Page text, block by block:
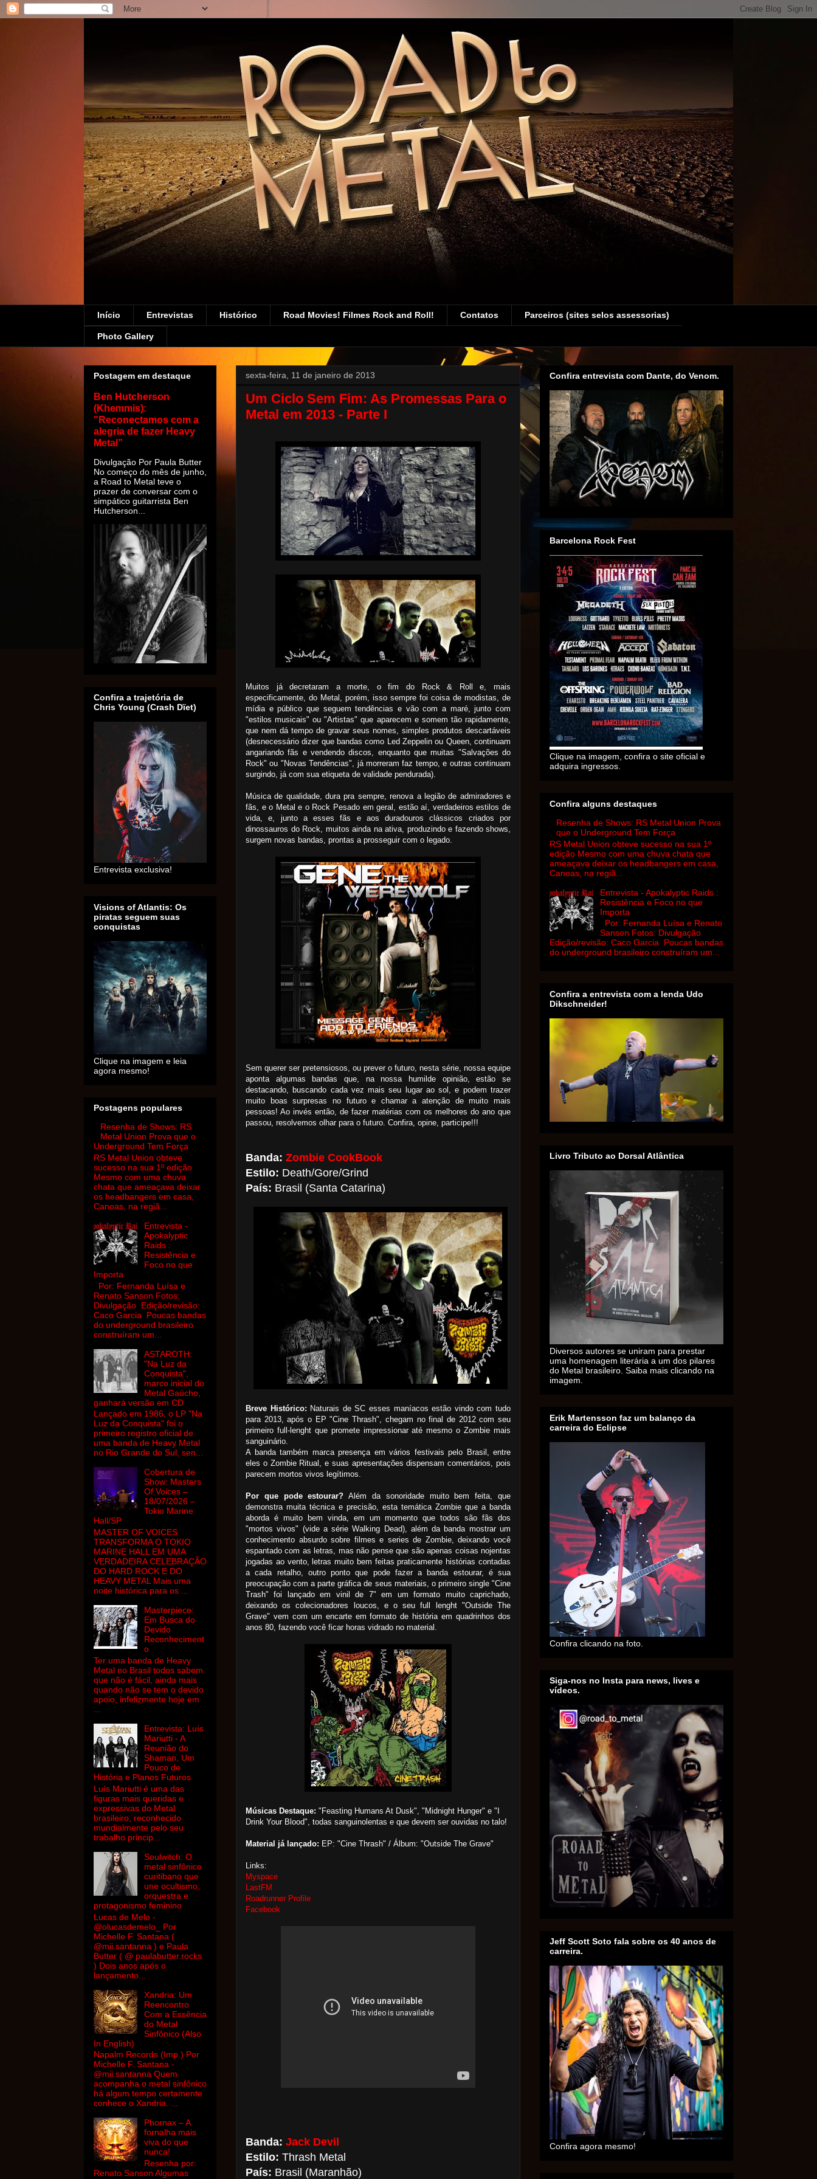
Início Entrevistas Histórico Road Movies! Filmes Rock and Roll! Contatos Parceiros (sites selos assessorias)
Photo Gallery
sexta-feira, 11 de janeiro de 2013
Um Ciclo Sem Fim: As Promessas Para o
Metal em 2013 - Parte I
Muitos já decretaram a morte, o fim do Rock & Roll e, mais
especificamente, do Metal, porém, isso sempre foi coisa de modistas, de
mídia e público que seguem tendências e vão com a maré, junto com
"estilos musicais" ou "Artistas" que aparecem e somem tão rapidamente,
que nem dá tempo de gravar seus nomes, simples produtos descartáveis
(desnecessário dizer que bandas como Led Zeppelin ou Queen, continuam
angariando fãs e vendendo discos, enquanto que muitas "Salvações do
Rock" ou "Novas Tendências", já morreram faz tempo, e outras continuam
surgindo, já com sua etiqueta de validade pendurada).
Música de qualidade, dura pra sempre, renova a legião de admiradores e
fãs, e o Metal e o Rock Pesado em geral, estão aí, verdadeiros estilos de
vida, e, junto a esses fãs e aos duradouros clássicos criados por
dinossauros do Rock, muitos ainda na ativa, produzindo e fazendo shows,
surgem novas bandas, prontas a prosseguir com o legado.
Sem querer ser pretensiosos, ou prever o futuro, nesta série, nossa equipe
aponta algumas bandas que, na nossa humilde opinião, estão se
destacando, buscando cada vez mais seu lugar ao sol, e podem trazer
muito boas surpresas no futuro e chamar a atenção de muito mais
pessoas! Ao invés então, de fazer matérias com os melhores do ano que
passou, resolvemos olhar para o futuro. Confira, opine, participe!!!
Banda: Zombie CookBook
Estilo: Death/Gore/Grind
País: Brasil (Santa Catarina)
Breve Histórico: Naturais de SC esses maníacos estão vindo com tudo
para 2013, após o EP "Cine Thrash", chegam no final de 2012 com seu
primeiro full-lenght que promete impressionar até mesmo o Zombie mais
sanguinário.
A banda também marca presença em vários festivais pelo Brasil, entre
eles o Zombie Ritual, e suas apresentações dispensam comentários, pois
parecem mortos vivos legítimos.
Por que pode estourar? Além da sonoridade muito bem feita, que
demonstra muita técnica e precisão, esta temática Zombie que a banda
aborda é muito bem vinda, em um momento que todos são fãs dos
"mortos vivos" (vide a série Walking Dead), além da banda mostrar um
conhecimento absurdo sobre filmes e series de Zombie, deixando você
espantado com as letras, mas não pense que são apenas coisas nojentas
jogadas ao vento, letras muito bem feitas praticamente histórias contadas
a cada retalho, outro ponto que pode fazer a banda estourar, é sua
preocupação com a parte gráfica de seus materiais, o primeiro single "Cine
Trash" foi lançado em vinil de 7" em um formato muito caprichado,
deixando os colecionadores loucos, e o seu full lenght "Outside The
Grave" vem com um encarte em formato de história em quadrinhos dos
anos 80, fazendo você ficar horas vidrado no material.
Músicas Destaque: "Feasting Humans At Dusk", "Midnight Hunger" e "I
Drink Your Blood", todas sanguinolentas e que devem ser ouvidas no talo!
Material já lançado: EP: "Cine Thrash" / Álbum: "Outside The Grave"
Links:
Myspace
LastFM
Roadrunner Profile
Facebook
Banda: Jack Devil
Estilo: Thrash Metal
País: Brasil (Maranhão)
Postagem em destaque
Ben Hutcherson
(Khemmis):
"Reconectamos com a
alegria de fazer Heavy
Metal”
Divulgação Por Paula Butter
No começo do mês de junho,
a Road to Metal teve o
prazer de conversar com o
simpático guitarrista Ben
Hutcherson...
Confira a trajetória de
Chris Young (Crash Dïet)
Entrevista exclusiva!
Visions of Atlantis: Os
piratas seguem suas
conquistas
Clique na imagem e leia
agora mesmo!
Postagens populares
Resenha de Shows: RS
Metal Union Prova que o
Underground Tem Força
RS Metal Union obteve
sucesso na sua 1º edição
Mesmo com uma chuva
chata que ameaçava deixar
os headbangers em casa,
Canoas, na regiã...
Entrevista -
Apokalyptic
Raids :
Resistência e
Foco no que
Importa
Por: Fernanda Luísa e
Renato Sanson Fotos:
Divulgação Edição/revisão:
Caco Garcia Poucas bandas
do underground brasileiro
construíram um...
ASTAROTH:
"Na Luz da
Conquista",
marco inicial do
Metal Gaúcho,
ganhará versão em CD
Lançado em 1986, o LP "Na
Luz da Conquista" foi o
primeiro registro oficial de
uma banda de Heavy Metal
no Rio Grande do Sul, sen...
Cobertura de
Show: Masters
Of Voices –
18/07/2026 –
Tokio Marine
Hall/SP
MASTER OF VOICES
TRANSFORMA O TOKIO
MARINE HALL EM UMA
VERDADEIRA CELEBRAÇÃO
DO HARD ROCK E DO
HEAVY METAL Mais uma
noite histórica para os ...
Masterpiece:
Em Busca do
Devido
Reconheciment
o
Ter uma banda de Heavy
Metal no Brasil todos sabem
que não é fácil, ainda mais
quando não se tem o devido
apoio, infelizmente hoje em
Entrevista: Luís
Mariutti - A
Reunião do
Shaman, Um
Pouco de
História e Planos Futuros
Luís Mariutti é uma das
figuras mais queridas e
expressivas do Metal
brasileiro, reconhecido
mundialmente pelo seu
trabalho princip...
Soulwitch: O
metal sinfônico
curitibano que
une ocultismo,
orquestra e
protagonismo feminino
Lucas de Melo -
@olucasdemelo_ Por
Michelle F. Santana (
@mii.santanna ) e Paula
Butter ( @ paulabutter.rocks
) Dois anos após o
lançamento...
Xandria: Um
Reencontro
Com a Essência
do Metal
Sinfônico (Also
In English)
Napalm Records (Imp.) Por
Michelle F. Santana -
@mii.santanna Quem
acompanha o metal sinfônico
há algum tempo certamente
conhece o Xandria. ...
Phornax – A
fornalha mais
viva do que
nunca!
Resenha por:
Renato Sanson Algumas
Confira entrevista com Dante, do Venom.
Barcelona Rock Fest
Clique na imagem, confira o site oficial e
adquira ingressos.
Confira alguns destaques
Resenha de Shows: RS Metal Union Prova
que o Underground Tem Força
RS Metal Union obteve sucesso na sua 1º
edição Mesmo com uma chuva chata que
ameaçava deixar os headbangers em casa,
Canoas, na regiã...
Entrevista - Apokalyptic Raids :
Resistência e Foco no que
Importa
Por: Fernanda Luísa e Renato
Sanson Fotos: Divulgação
Edição/revisão: Caco Garcia Poucas bandas
do underground brasileiro construíram um...
Confira a entrevista com a lenda Udo
Dikschneider!
Livro Tributo ao Dorsal Atlântica
Diversos autores se uniram para prestar
uma homenagem literária a um dos pilares
do Metal brasileiro. Saiba mais clicando na
imagem.
Erik Martensson faz um balanço da
carreira do Eclipse
Confira clicando na foto.
Siga-nos no Insta para news, lives e
vídeos.
Jeff Scott Soto fala sobre os 40 anos de
carreira.
Confira agora mesmo!